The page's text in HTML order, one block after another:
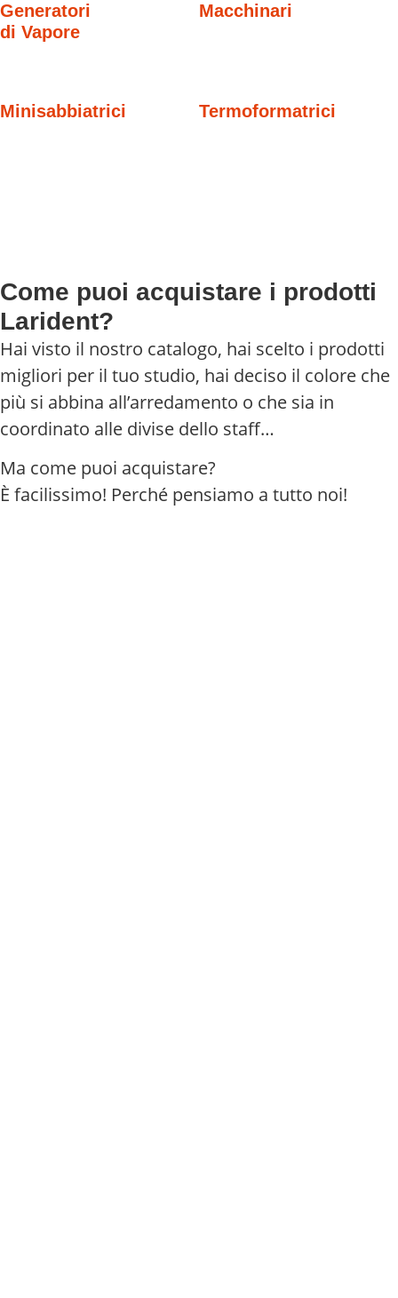
Generatori
di Vapore
Macchinari
Minisabbiatrici Termoformatrici
Come puoi acquistare i prodotti
Larident?
Hai visto il nostro catalogo, hai scelto i prodotti
migliori per il tuo studio, hai deciso il colore che
più si abbina all’arredamento o che sia in
coordinato alle divise dello staff…
Ma come puoi acquistare?
È facilissimo! Perché pensiamo a tutto noi!